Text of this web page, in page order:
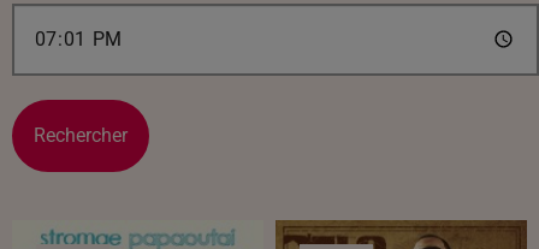
Rechercher